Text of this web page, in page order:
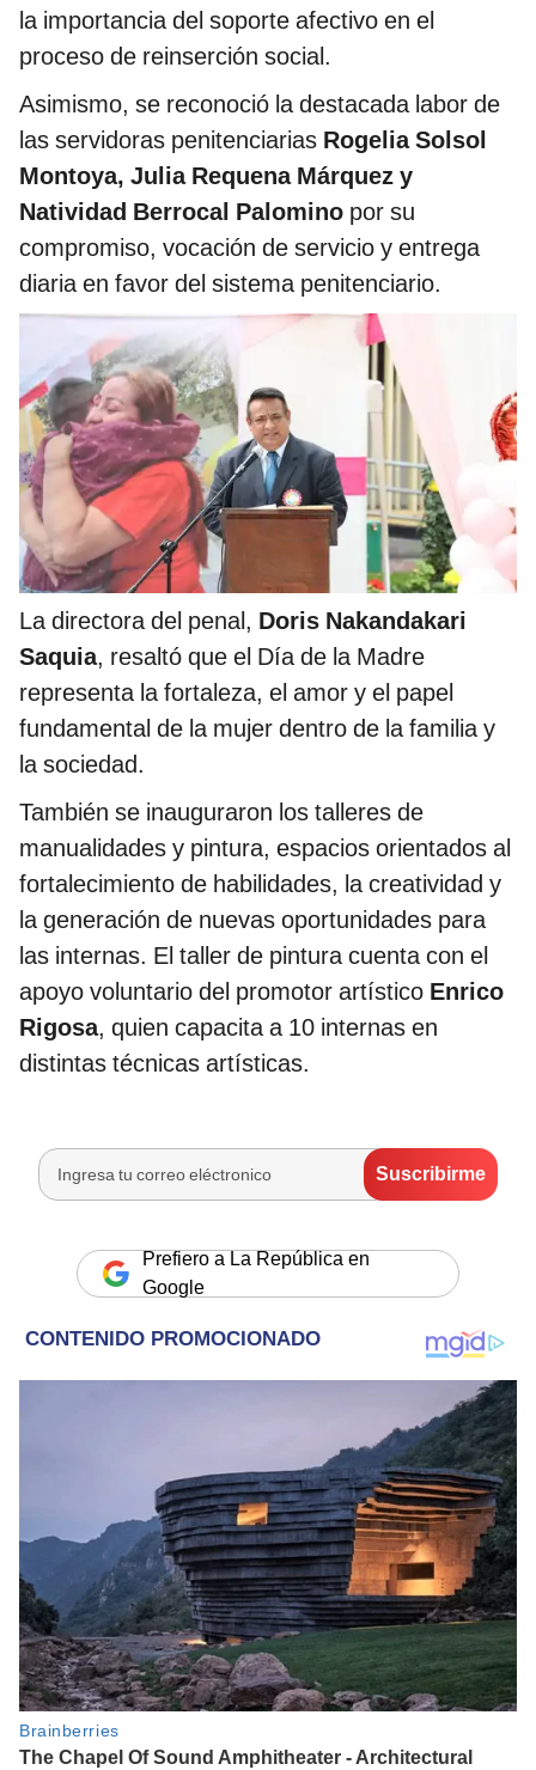
la importancia del soporte afectivo en el
proceso de reinserción social.
Asimismo, se reconoció la destacada labor de
las servidoras penitenciarias Rogelia Solsol
Montoya, Julia Requena Márquez y
Natividad Berrocal Palomino por su
compromiso, vocación de servicio y entrega
diaria en favor del sistema penitenciario.
La directora del penal, Doris Nakandakari
Saquia, resaltó que el Día de la Madre
representa la fortaleza, el amor y el papel
fundamental de la mujer dentro de la familia y
la sociedad.
También se inauguraron los talleres de
manualidades y pintura, espacios orientados al
fortalecimiento de habilidades, la creatividad y
la generación de nuevas oportunidades para
las internas. El taller de pintura cuenta con el
apoyo voluntario del promotor artístico Enrico
Rigosa, quien capacita a 10 internas en
distintas técnicas artísticas.
Prefiero a La República en
Google